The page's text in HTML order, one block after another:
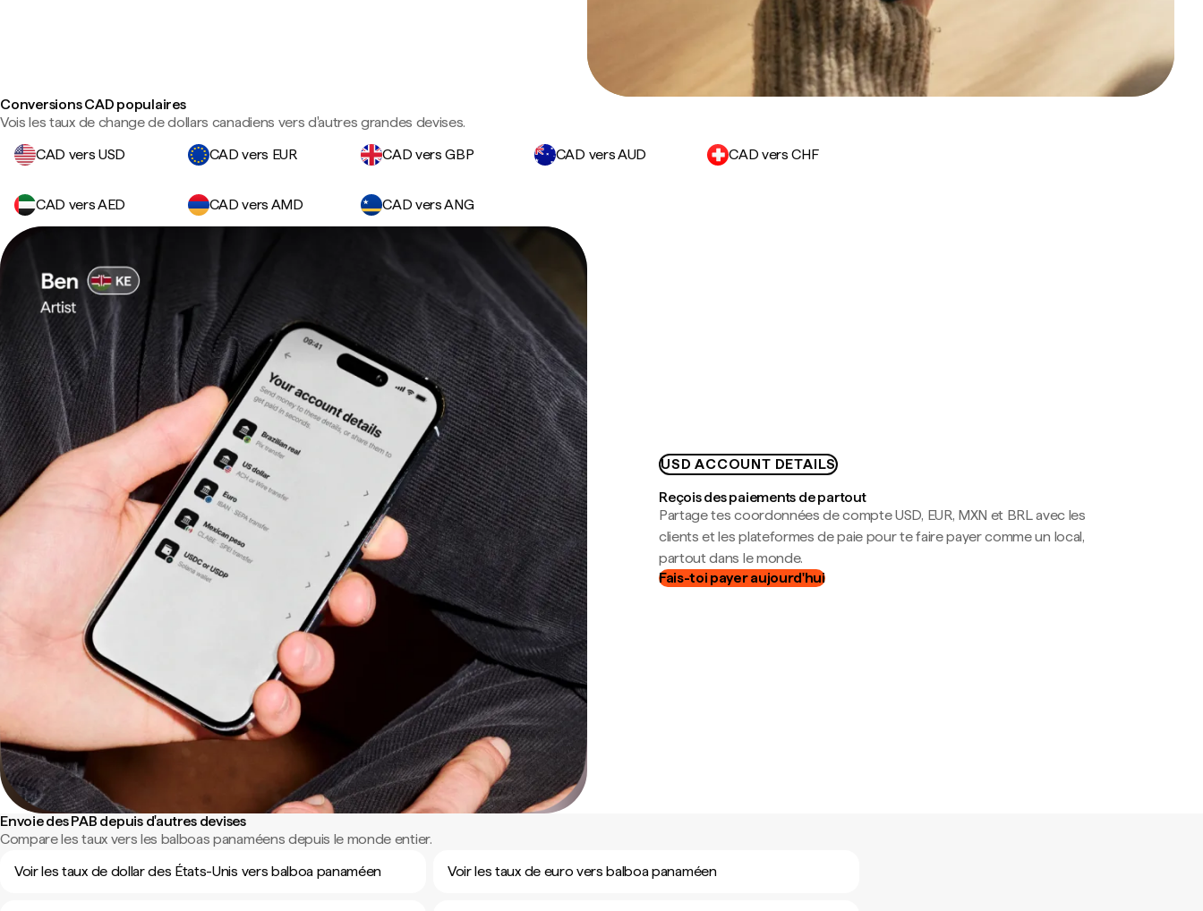
Conversions CAD populaires
Vois les taux de change de dollars canadiens vers d'autres grandes devises.
CAD vers USD
CAD vers EUR CAD vers GBP CAD vers AUD CAD vers CHF
CAD vers AED CAD vers AMD CAD vers ANG
USD ACCOUNT DETAILS
Reçois des paiements de partout
Partage tes coordonnées de compte USD, EUR, MXN et BRL avec les
clients et les plateformes de paie pour te faire payer comme un local,
partout dans le monde.
Fais-toi payer aujourd'hui
Envoie des PAB depuis d'autres devises
Compare les taux vers les balboas panaméens depuis le monde entier.
Voir les taux de dollar des États-Unis vers balboa panaméen
Voir les taux de euro vers balboa panaméen